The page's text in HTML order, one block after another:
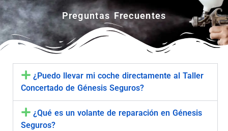
Preguntas Frecuentes
¿Puedo llevar mi coche directamente al Taller
Concertado de Génesis Seguros?
¿Qué es un volante de reparación en Génesis
Seguros?